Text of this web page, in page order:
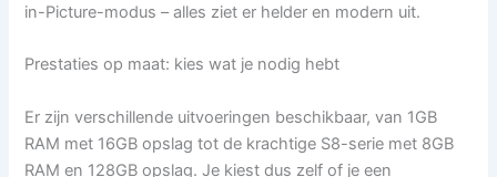
in-Picture-modus – alles ziet er helder en modern uit.
Prestaties op maat: kies wat je nodig hebt
Er zijn verschillende uitvoeringen beschikbaar, van 1GB
RAM met 16GB opslag tot de krachtige S8-serie met 8GB
RAM en 128GB opslag. Je kiest dus zelf of je een